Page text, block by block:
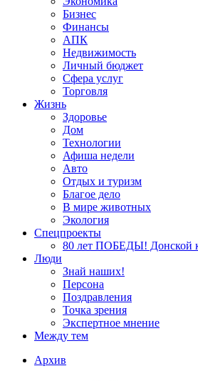
Бизнес
Финансы
АПК
Недвижимость
Личный бюджет
Сфера услуг
Торговля
Жизнь
Здоровье
Дом
Технологии
Афиша недели
Авто
Отдых и туризм
Благое дело
В мире животных
Экология
Спецпроекты
80 лет ПОБЕДЫ! Донской
Люди
Знай наших!
Персона
Поздравления
Точка зрения
Экспертное мнение
Между тем
Архив